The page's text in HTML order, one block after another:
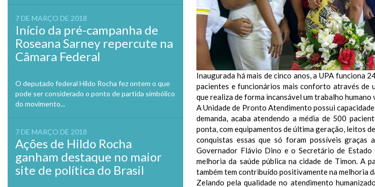
7 DE MARÇO DE 2018
Início da pré-campanha de
Roseana Sarney repercute na
Câmara Federal
O deputado federal Hildo Rocha fez ontem o que
pode ser considerado o ponto de partida simbólico
do movimento...
7 DE MARÇO DE 2018
Ações de Hildo Rocha
ganham destaque no maior
site de política do Brasil
Inaugurada há mais de cinco anos, a UPA funciona
pacientes e funcionários mais conforto através de
que realiza de forma incansável um trabalho
A Unidade de Pronto Atendimento possui
demanda, acaba atendendo a média de 500
ponta, com equipamentos de última geração, leitos
conquistas essas que só foram possíveis graças
Governador Flávio Dino e o Secretário de Estado
melhoria da saúde pública na cidade de Timon.
também tem contribuído positivamente na melhoria
Zelando pela qualidade no atendimento